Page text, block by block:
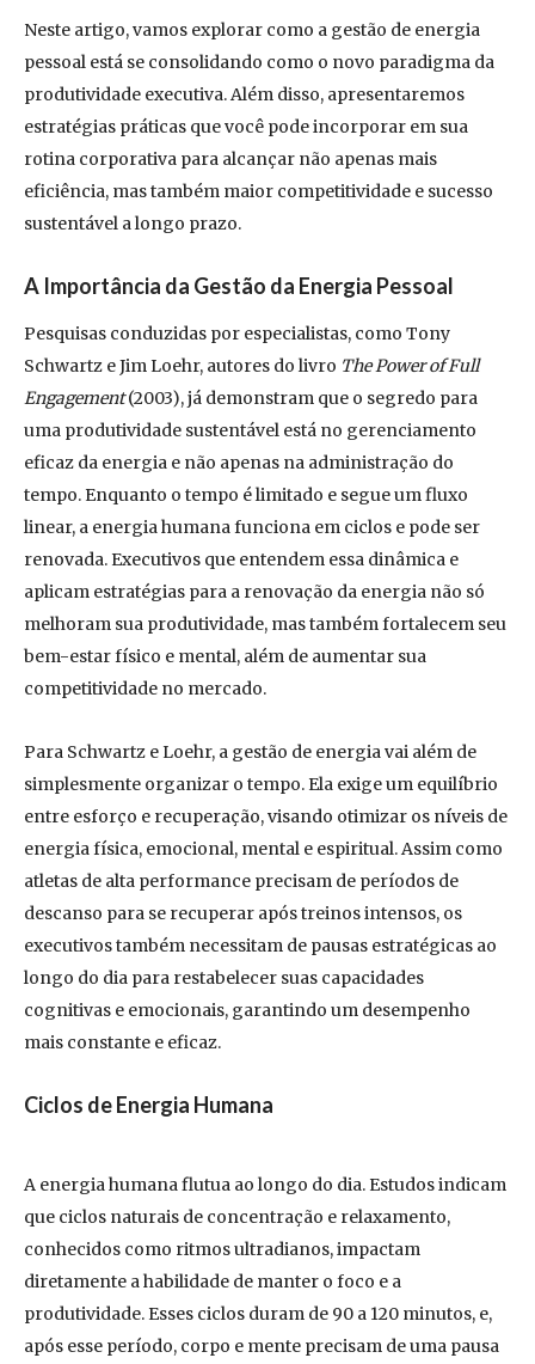
Neste artigo, vamos explorar como a gestão de energia
pessoal está se consolidando como o novo paradigma da
produtividade executiva. Além disso, apresentaremos
estratégias práticas que você pode incorporar em sua
rotina corporativa para alcançar não apenas mais
eficiência, mas também maior competitividade e sucesso
sustentável a longo prazo.
A Importância da Gestão da Energia Pessoal
Pesquisas conduzidas por especialistas, como Tony
Schwartz e Jim Loehr, autores do livro The Power of Full
Engagement(2003), já demonstram que o segredo para
uma produtividade sustentável está no gerenciamento
eficaz da energia e não apenas na administração do
tempo. Enquanto o tempo é limitado e segue um fluxo
linear, a energia humana funciona em ciclos e pode ser
renovada. Executivos que entendem essa dinâmica e
aplicam estratégias para a renovação da energia não só
melhoram sua produtividade, mas também fortalecem seu
bem-estar físico e mental, além de aumentar sua
competitividade no mercado.
Para Schwartz e Loehr, a gestão de energia vai além de
simplesmente organizar o tempo. Ela exige um equilíbrio
entre esforço e recuperação, visando otimizar os níveis de
energia física, emocional, mental e espiritual. Assim como
atletas de alta performance precisam de períodos de
descanso para se recuperar após treinos intensos, os
executivos também necessitam de pausas estratégicas ao
longo do dia para restabelecer suas capacidades
cognitivas e emocionais, garantindo um desempenho
mais constante e eficaz.
Ciclos de Energia Humana
A energia humana flutua ao longo do dia. Estudos indicam
que ciclos naturais de concentração e relaxamento,
conhecidos como ritmos ultradianos, impactam
diretamente a habilidade de manter o foco e a
produtividade. Esses ciclos duram de 90 a 120 minutos, e,
após esse período, corpo e mente precisam de uma pausa